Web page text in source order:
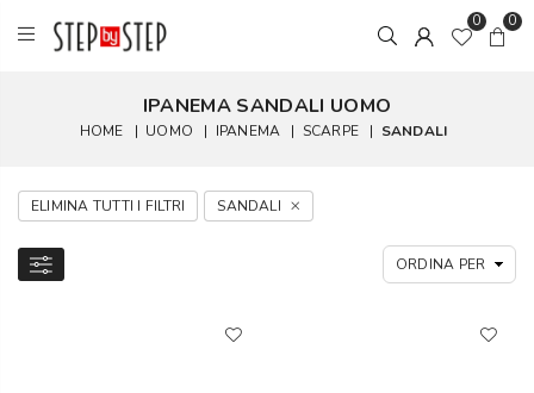
0 0
IPANEMA SANDALI UOMO
HOME | UOMO | IPANEMA | SCARPE | SANDALI
ELIMINA TUTTI I FILTRI SANDALI